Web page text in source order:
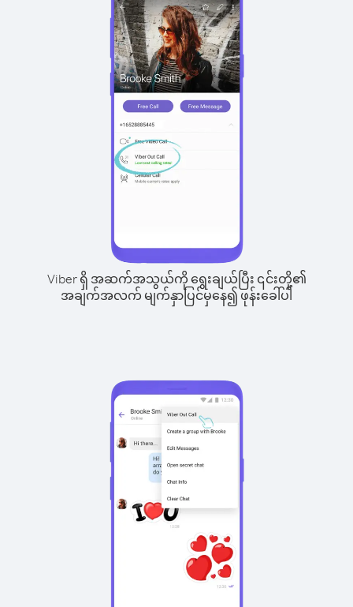
Viber ရှိ အဆက်အသွယ်ကို ရွေးချယ်ပြီး ၎င်းတို့၏
အချက်အလက် မျက်နှာပြင်မှနေ၍ ဖုန်းခေါ်ပါ